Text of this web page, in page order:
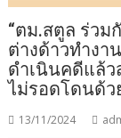
“ตม.สตูล ร่วม
ต่างด้าวทำง
ดำเนินคดีแล้ว
ไม่รอดโดนด้ว
13/11/2024